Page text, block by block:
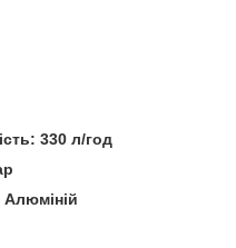
330 л/год
Алюміній